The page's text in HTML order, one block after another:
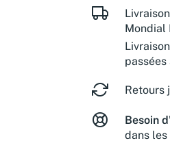
Mondial
Retours
Besoin
dans